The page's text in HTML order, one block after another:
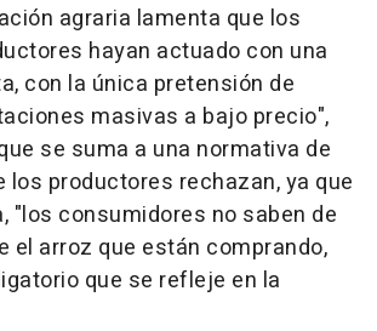
agraria lamenta que los
hayan actuado con una
con la única pretensión de
masivas a bajo precio",
se suma a una normativa de
los productores rechazan, ya que
"los consumidores no saben de
el arroz que están comprando,
que se refleje en la